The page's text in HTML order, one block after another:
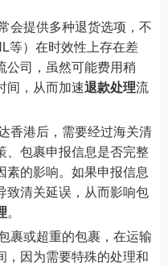
会提供多种退货选项，不
等）在时效性上存在差
公司，虽然可能费用稍
间，从而加速退款处理流
香港后，需要经过海关清
、包裹申报信息是否完整
素的影响。如果申报信息
致清关延误，从而影响包
。
裹或超重的包裹，在运输
，因为需要特殊的处理和